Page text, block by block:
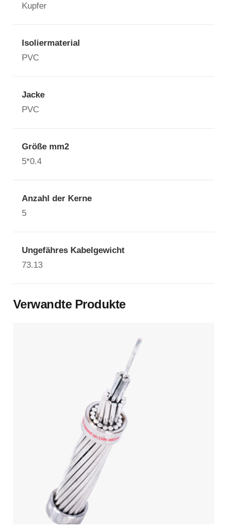
Kupfer
Isoliermaterial
PVC
Jacke
PVC
Größe mm2
5*0.4
Anzahl der Kerne
5
Ungefähres Kabelgewicht
73.13
Verwandte Produkte